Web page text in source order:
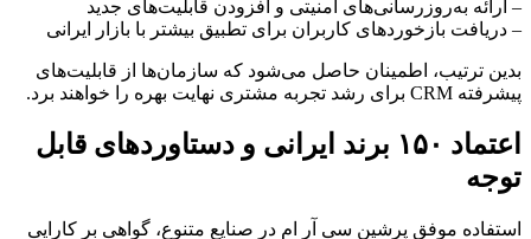
– ارائه به‌روزرسانی‌های امنیتی و افزودن قابلیت‌های جدید
– دریافت بازخوردهای کاربران برای تطبیق بیشتر با بازار ایرانی
بدین ترتیب، اطمینان حاصل می‌شود که سازمان‌ها از قابلیت‌های
پیشرفته CRM برای رشد تجربه مشتری نهایت بهره را خواهند برد.
اعتماد ۱۵۰ برند ایرانی و دستاوردهای قابل
توجه
استفاده موفق پرشین سی آر ام در صنایع متنوع، گواهی بر کارایی